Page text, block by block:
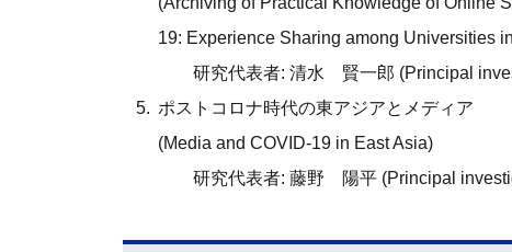
19: Experience Sharing among Universities
研究代表者: 清水 賢一郎 (Principal
ポストコロナ時代の東アジアとメディア
(Media and COVID-19 in East Asia)
研究代表者: 藤野 陽平 (Principal